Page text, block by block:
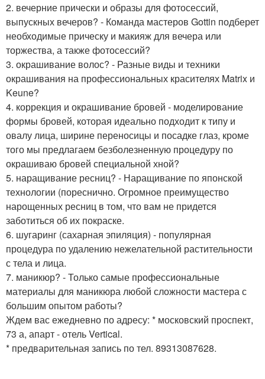
2. вечерние прически и образы для фотосессий,
выпускных вечеров? - Команда мастеров Gottin подберет
необходимые прическу и макияж для вечера или
торжества, а также фотосессий?
3. окрашивание волос? - Разные виды и техники
окрашивания на профессиональных красителях Matrix и
Keune?
4. коррекция и окрашивание бровей - моделирование
формы бровей, которая идеально подходит к типу и
овалу лица, ширине переносицы и посадке глаз, кроме
того мы предлагаем безболезненную процедуру по
окрашиваю бровей специальной хной?
5. наращивание ресниц? - Наращивание по японской
технологии (пореснично. Огромное преимущество
нарощенных ресниц в том, что вам не придется
заботиться об их покраске.
6. шугаринг (сахарная эпиляция) - популярная
процедура по удалению нежелательной растительности
с тела и лица.
7. маникюр? - Только самые профессиональные
материалы для маникюра любой сложности мастера с
большим опытом работы?
Ждем вас ежедневно по адресу: * московский проспект,
73 а, апарт - отель Vertical.
* предварительная запись по тел. 89313087628.